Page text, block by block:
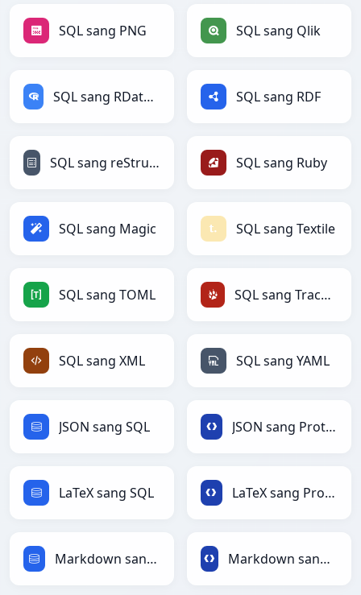
SQL sang PNG SQL sang Qlik
SQL sang RDataFrame SQL sang RDF
SQL sang reStructuredText SQL sang Ruby
SQL sang Magic SQL sang Textile
SQL sang TOML SQL sang TracWiki
SQL sang XML SQL sang YAML
JSON sang SQL JSON sang Protobuf
LaTeX sang SQL LaTeX sang Protobuf
Markdown sang SQL Markdown sang Protobuf